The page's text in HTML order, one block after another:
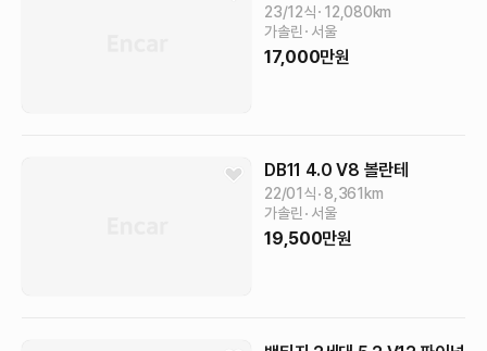
23/12식 12,080km
가솔린
서울
17,000만원
DB11 4.0 V8 볼란테
22/01식 8,361 km
가솔린
서울
19,500만원